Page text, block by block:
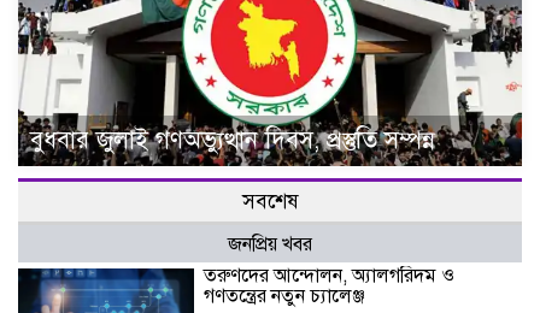
বুধবার জুলাই গণঅভ্যুত্থান দিবস, প্রস্তুতি সম্পন্ন
সবশেষ
জনপ্রিয় খবর
তরুণদের আন্দোলন, অ্যালগরিদম ও
গণতন্ত্রের নতুন চ্যালেঞ্জ